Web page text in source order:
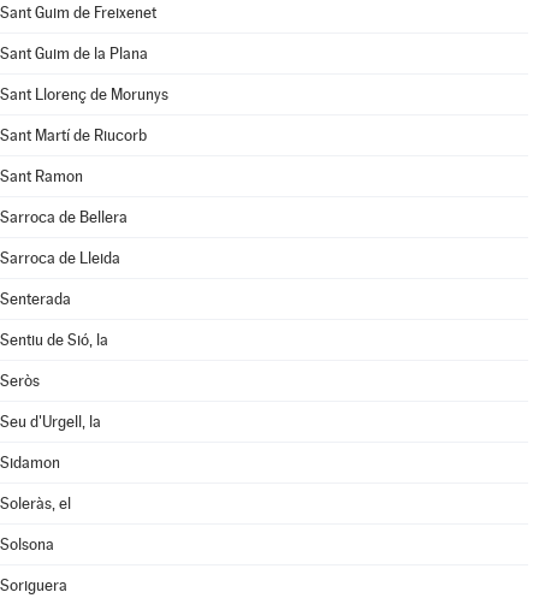
Sant Guim de Freixenet
Sant Guim de la Plana
Sant Llorenç de Morunys
Sant Martí de Riucorb
Sant Ramon
Sarroca de Bellera
Sarroca de Lleida
Senterada
Sentiu de Sió, la
Seròs
Seu d'Urgell, la
Sidamon
Soleràs, el
Solsona
Soriguera